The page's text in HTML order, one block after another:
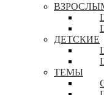
ДЕТСКИЕ
ТЕМЫ